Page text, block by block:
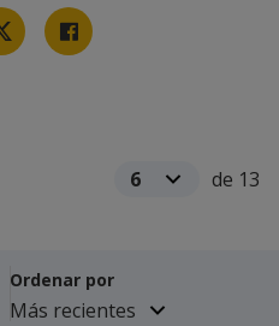
de 13
Ordenar por